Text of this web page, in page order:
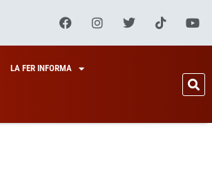
LA FER INFORMA